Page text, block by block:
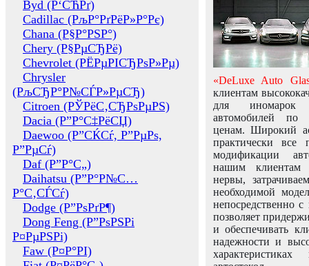
Byd (Р‘СЋРґ)
Cadillac (РљР°РґРёР»Р°Рє)
Chana (Р§Р°РЅР°)
Chery (Р§РµСЂРё)
Chevrolet (РЁРµРІСЂРѕР»Рµ)
Chrysler
(РљСЂР°Р№СЃР»РµСЂ)
Citroen (РЎРёС‚СЂРѕРµРЅ)
Dacia (Р”Р°С‡РёСЏ)
Daewoo (Р”СЌСѓ, Р”РµРѕ,
Р”РµСѓ)
Daf (Р”Р°С„)
Daihatsu (Р”Р°Р№С…
Р°С‚СЃСѓ)
Dodge (Р”РѕРґР¶)
Dong Feng (Р”РѕРЅРі
Р¤РµРЅРі)
Faw (Р¤Р°РІ)
«DeLuxe Auto
клиентам
для иномарок
автомобилей
ценам. Широкий
практически все
модификации
нашим клиентам
нервы,
необходимой
непосредственно
позволяет
и обеспечивать
надежности и